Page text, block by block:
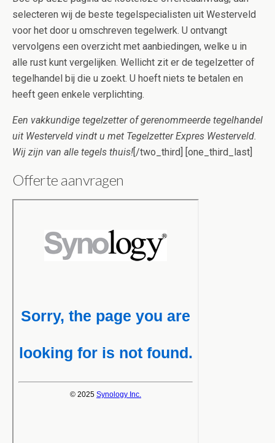
selecteren wij de beste tegelspecialisten uit Westerveld
voor het door u omschreven tegelwerk. U ontvangt
vervolgens een overzicht met aanbiedingen, welke u in
alle rust kunt vergelijken. Wellicht zit er de tegelzetter of
tegelhandel bij die u zoekt. U hoeft niets te betalen en
heeft geen enkele verplichting.
Een vakkundige tegelzetter of gerenommeerde tegelhandel
uit Westerveld vindt u met Tegelzetter Expres Westerveld.
Wij zijn van alle tegels thuis![/two_third] [one_third_last]
Offerte aanvragen